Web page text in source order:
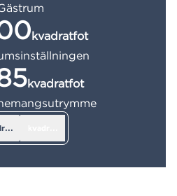
kvadratfot
kvadratfot